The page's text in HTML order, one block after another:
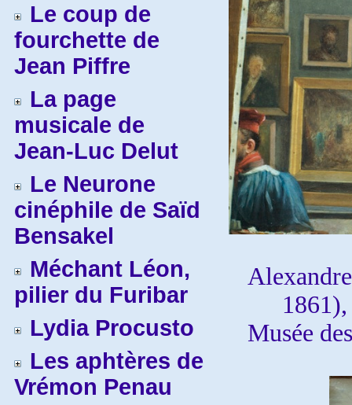
Le coup de
fourchette de
Jean Piffre
La page
musicale de
Jean-Luc Delut
Le Neurone
cinéphile de Saïd
Bensakel
Méchant Léon,
pilier du Furibar
Lydia Procusto
Les aphtères de
Vrémon Penau
Musée